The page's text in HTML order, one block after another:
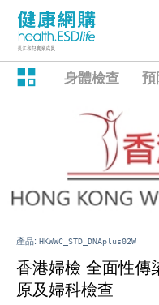
身體檢查
產品: HKWWC_STD_DNAplus02W
香港婦檢 全面性傳
原及婦科檢查